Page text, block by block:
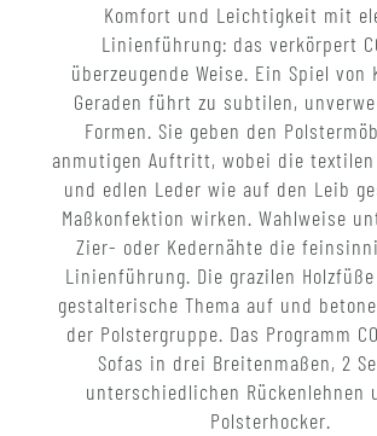
Komfort und Leichtigkeit mit
Linienführung: das verkörpert
überzeugende Weise. Ein Spiel von
Geraden führt zu subtilen,
Formen. Sie geben den
anmutigen Auftritt, wobei die textilen
und edlen Leder wie auf den Leib
Maßkonfektion wirken. Wahlweise
Zier- oder Kedernähte die
Linienführung. Die grazilen
gestalterische Thema auf und
der Polstergruppe. Das Programm
Sofas in drei Breitenmaßen, 2
unterschiedlichen Rückenlehnen
Polsterhocker.